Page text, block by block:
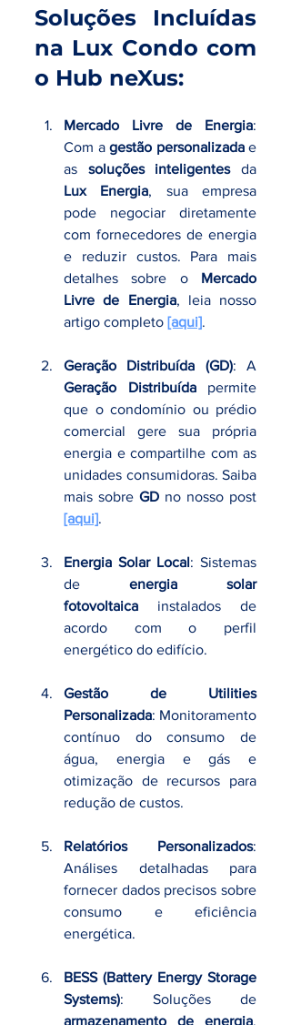
Soluções Incluídas
na Lux Condo com
o Hub neXus:
Mercado Livre de Energia:
Com a gestão personalizada e
as soluções inteligentes
Lux Energia, sua empresa
pode negociar diretamente
com fornecedores de energia
e reduzir custos. Para mais
detalhes sobre o Mercado
Livre de Energia, leia nosso
artigo completo [aqui].
Geração Distribuída (GD)
Geração Distribuída permite
que o condomínio ou prédio
comercial gere sua própria
energia e compartilhe com as
unidades consumidoras. Saiba
mais sobre GD
[aqui].
Energia Solar Local: Sistemas
de energia solar
fotovoltaica instalados de
acordo com o perfil
energético do edifício.
Gestão de Utilities
Personalizada: Monitoramento
contínuo do consumo de
água, energia e gás e
otimização de recursos para
redução de custos.
Relatórios Personalizados:
Análises detalhadas para
fornecer dados precisos sobre
consumo e eficiência
energética.
BESS (Battery Energy Storage
Systems)
armazenamento de energia,